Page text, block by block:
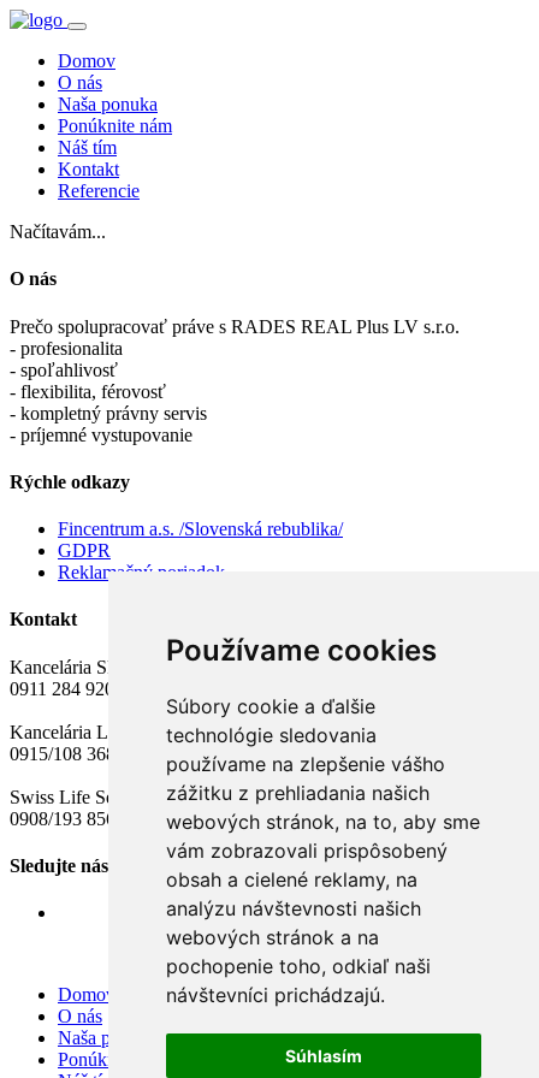
Používame cookies
Súbory cookie a ďalšie
technológie sledovania
používame na zlepšenie vášho
zážitku z prehliadania našich
webových stránok, na to, aby sme
vám zobrazovali prispôsobený
obsah a cielené reklamy, na
analýzu návštevnosti našich
webových stránok a na
pochopenie toho, odkiaľ naši
návštevníci prichádzajú.
Súhlasím
Domov
O nás
Naša ponuka
Ponúknite nám
Náš tím
Kontakt
Referencie
Načítavám...
O nás
Prečo spolupracovať práve s RADES REAL Plus LV s.r.o.
- profesionalita
- spoľahlivosť
- flexibilita, férovosť
- kompletný právny servis
- príjemné vystupovanie
Rýchle odkazy
Fincentrum a.s. /Slovenská rebublika/
GDPR
Reklamačný poriadok
Kontakt
Kancelária Skalica, Potočná 108
0911 284 920 , 0911 284 921
Kancelária Levice
0915/108 368
Swiss Life Select​ Skalica, Potočná 108
0908/193 856
Sledujte nás
Domov
O nás
Naša ponuka
Ponúknite nám